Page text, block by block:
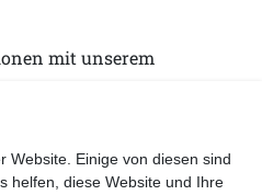
mit unserem
Datenschutzerklärung
Website. Einige von diesen sind
helfen, diese Website und Ihre